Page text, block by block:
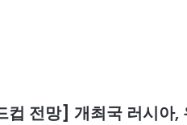
컵 전망] 개최국 러시아,